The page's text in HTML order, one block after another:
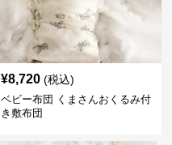
¥8,720 (税込)
ベビー布団 くまさんおくるみ付
き敷布団